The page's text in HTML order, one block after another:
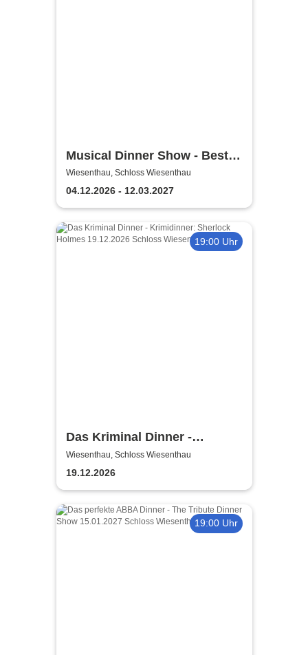
Musical Dinner Show - Best
of Musicals
Wiesenthau, Schloss Wiesenthau
04.12.2026 - 12.03.2027
19:00 Uhr
Das Kriminal Dinner -
Sherlock Holmes
Wiesenthau, Schloss Wiesenthau
19.12.2026
19:00 Uhr